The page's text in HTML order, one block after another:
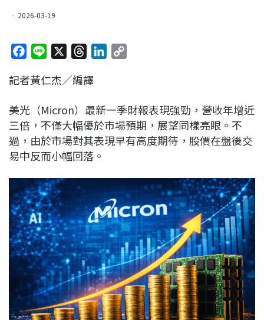
2026-03-19
c
b
o
o
k
n
r
a
d
s
e
d
I
L
i
n
記者黃仁杰／編譯
美光（Micron）最新一季財報表現強勁，營收年增近
三倍，不僅大幅優於市場預期，展望同樣亮眼。不
過，由於市場對其表現早有高度期待，股價在盤後交
易中反而小幅回落。